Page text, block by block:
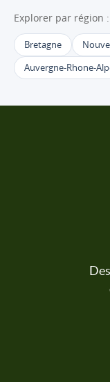
Explorer par région :
Bretagne
Auvergne-Rhone-